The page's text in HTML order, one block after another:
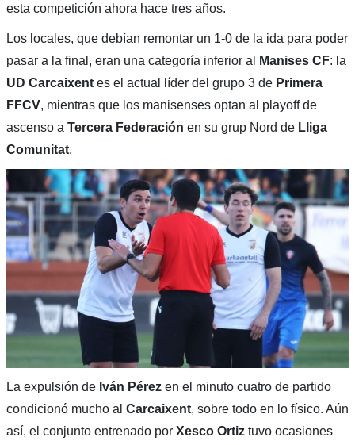
esta competición ahora hace tres años.
Los locales, que debían remontar un 1-0 de la ida para poder
pasar a la final, eran una categoría inferior al
Manises CF: la
UD Carcaixentes el actual líder del grupo 3 de Primera
FFCV, mientras que los manisenses optan al playoff de
ascenso a Tercera Federación en su grup Nord deLliga
Comunitat.
La expulsión deIván Pérezen el minuto cuatro de partido
condicionó mucho al Carcaixent, sobre todo en lo físico. Aún
así, el conjunto entrenado por Xesco Ortiztuvo ocasiones